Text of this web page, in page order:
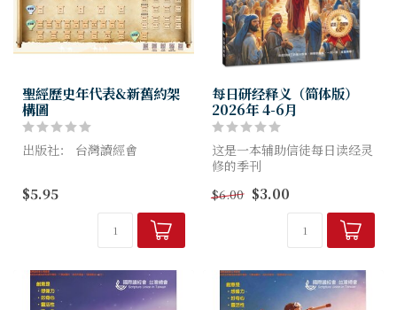
聖經歷史年代表&新舊約架
構圖
出版社： 台灣讀經會
各樣資源材料，獨家設計製
作；信徒可藉此表普及聖經歷
史時間軸與更瞭解聖經架構。
$5.95
每日研经释义（简体版）
2026年 4-6月
这是一本辅助信徒每日读经灵
修的季刊
理，
养成读经习惯，突破灵修艰
$6.00 $3.00